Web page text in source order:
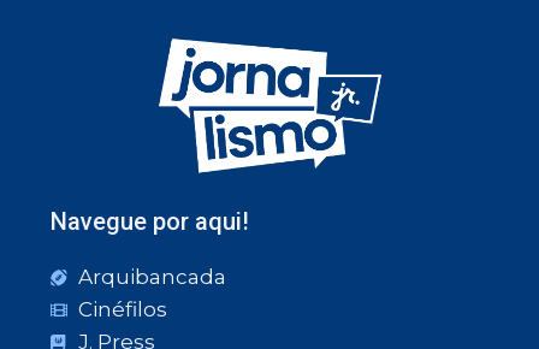
Navegue por aqui!
Arquibancada
Cinéfilos
J. Press